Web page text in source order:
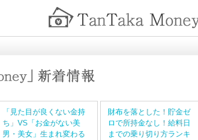
「見た目が良くない金持
ち」VS「お金がない美
男・美女」生まれ変わる
財布を落とした！貯金ゼ
ロで所持金なし！給料日
までの乗り切り方ランキ